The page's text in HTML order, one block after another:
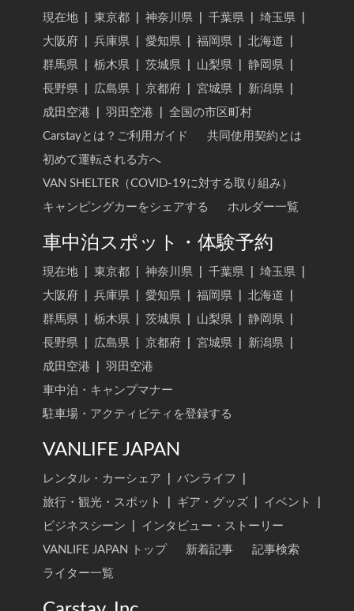
現在地 東京都 神奈川県 千葉県 埼玉県
大阪府
兵庫県 愛知県 福岡県 北海道
群馬県
栃木県 茨城県 山梨県 静岡県
長野県
広島県 京都府 宮城県 新潟県
成田空港
羽田空港
全国の市区町村
Carstayとは？ご利用ガイド
共同使用契約とは
初めて運転される方へ
VAN SHELTER（COVID-19に対する取り組み）
キャンピングカーをシェアする
ホルダー一覧
車中泊スポット・体験予約
現在地 東京都 神奈川県 千葉県 埼玉県
大阪府
兵庫県 愛知県 福岡県 北海道
群馬県
栃木県 茨城県 山梨県 静岡県
長野県
広島県 京都府 宮城県 新潟県
成田空港
羽田空港
車中泊・キャンプマナー
駐車場・アクティビティを登録する
VANLIFE JAPAN
レンタル・カーシェア バンライフ
旅行・観光・スポット
ギア・グッズ イベント
ビジネスシーン
インタビュー・ストーリー
VANLIFE JAPAN トップ
新着記事
記事検索
ライター一覧